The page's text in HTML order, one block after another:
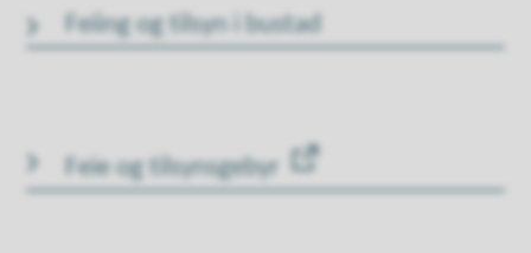
Feiing og tilsyn i bustad
Feie og tilsynsgebyr